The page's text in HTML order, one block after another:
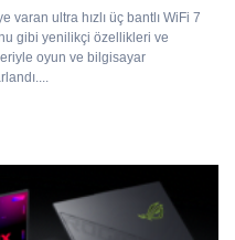
varan ultra hızlı üç bantlı WiFi 7
gibi yenilikçi özellikleri ve
oyun ve bilgisayar